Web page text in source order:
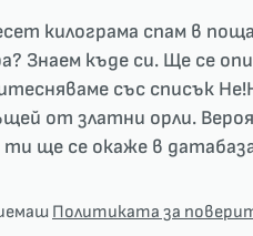
килограма спам в
Знаем къде си. Ще се
със списък
от златни орли.
ще се окаже в
Политиката за